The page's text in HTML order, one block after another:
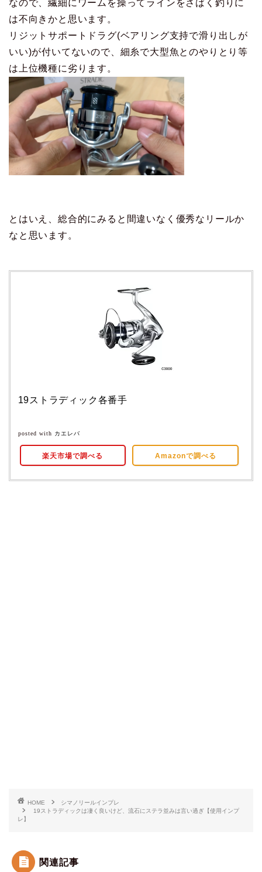
なので、繊細にワームを操ってラインをさばく釣りに
は不向きかと思います。
リジットサポートドラグ(ベアリング支持で滑り出しが
いい)が付いてないので、細糸で大型魚とのやりとり等
は上位機種に劣ります。
とはいえ、総合的にみると間違いなく優秀なリールか
なと思います。
19ストラディック各番手
posted with カエレバ
楽天市場で調べる Amazonで調べる
HOME
シマノリールインプレ
19ストラディックは凄く良いけど、流石にステラ並みは言い過ぎ【使用インプ
レ】
関連記事